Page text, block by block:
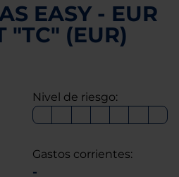
EASY - EUR
"TC" (EUR)
Nivel de riesgo:
Gastos corrientes:
-